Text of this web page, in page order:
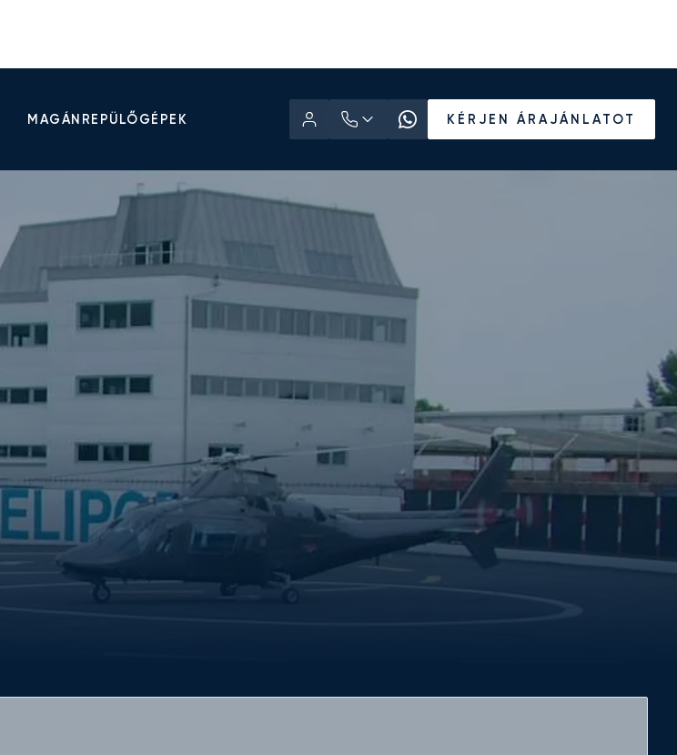
MAGÁNREPÜLŐGÉPEK KÉRJEN ÁRAJÁNLATOT